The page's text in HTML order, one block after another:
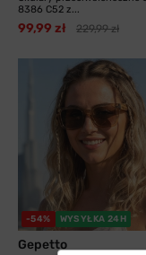
8386 C52 z...
99,99 zł 229,99 zł
-54% WYSYŁKA 24H
Gepetto